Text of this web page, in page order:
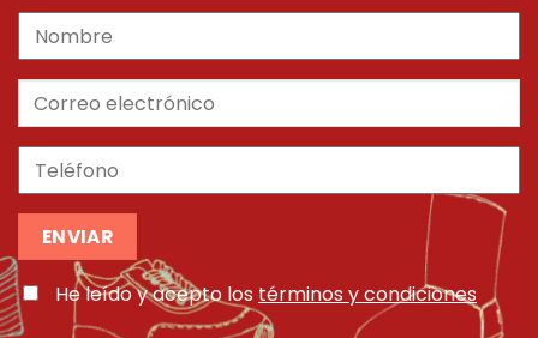
He leído y acepto los términos y condiciones